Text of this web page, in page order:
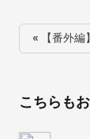
« 【番外編
こちらも